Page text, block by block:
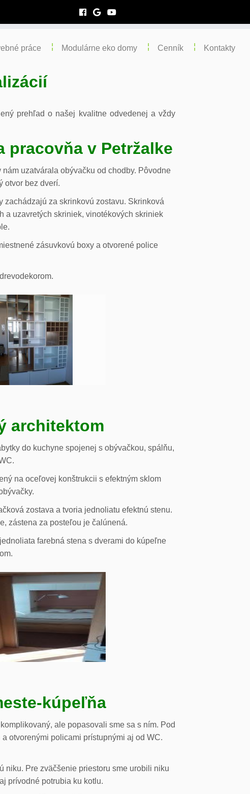
práce Modulárne eko domy Cenník Kontakty
prehľad o našej kvalitne odvedenej a vždy
pracovňa v Petržalke
uzatvárala obývačku od chodby. Pôvodne
otvor bez dverí.
zachádzajú za skrinkovú zostavu. Skrinková
a uzavretých skriniek, vinotékových skriniek
zásuvkovú boxy a otvorené police
architektom
do kuchyne spojenej s obývačkou, spálňu,
na oceľovej konštrukcii s efektným sklom
zostava a tvoria jednoliatu efektnú stenu.
zástena za posteľou je čalúnená.
farebná stena s dverami do kúpeľne
kúpeľňa
ale popasovali sme sa s ním. Pod
otvorenými policami prístupnými aj od WC.
niku. Pre zväčšenie priestoru sme urobili niku
prívodné potrubia ku kotlu.